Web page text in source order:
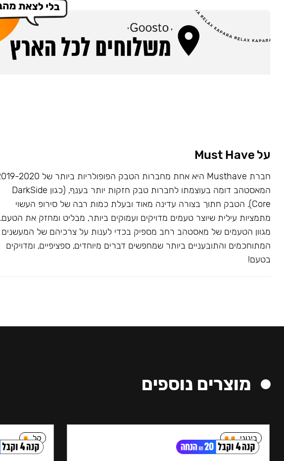
על Must Have
המאסטהב דומה בעוצמתו לחברות טבק חזקות יותר בענף, (כגון DarkSide
Core). הטבק חתוך בצורה עדינה מאוד ובעלת כמות רבה של סירופ העשוי
מתמציות עילית שיוצר טעמים מדויקים ועמוקים ביותר, מבליט ומחזק את הטעם.
מגוון הטעמים של מאסטהב רחב מספיק בכדי לענות על צרכיהם של המעשנים
המתוחכמים והתובעניים ביותר שמחפשים דברים מיוחדים, ספציפיים, ומדויקים
בטעם!
מוצרים נוספים
בינוני קל